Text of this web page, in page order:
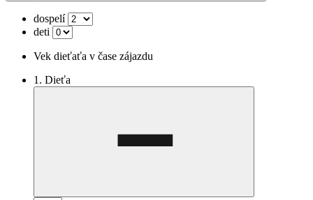
dospelí
deti
Vek dieťaťa v čase zájazdu
1. Dieťa